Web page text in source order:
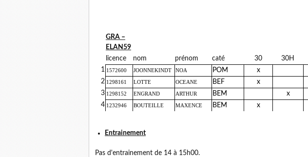
GRA –
ELAN59
licence
nom prénom caté 30 30H
1 1572600 JOONNEKINDT NOA POM x
2 1298161 LOTTE OCEANE BEF x
3 1298152 ENGRAND ARTHUR BEM x
4 1232946 BOUTEILLE MAXENCE BEM x
Entrainement
Pas d'entrainement de 14 à 15h00.